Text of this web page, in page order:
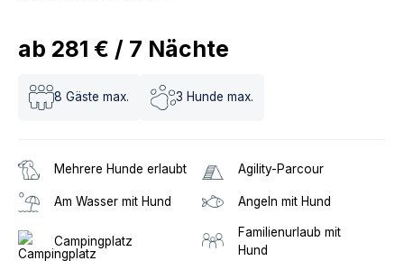
ab 281 € / 7 Nächte
8 Gäste max. 3 Hunde max.
Mehrere Hunde erlaubt Agility-Parcour
Am Wasser mit Hund Angeln mit Hund
Campingplatz
Familienurlaub mit
Hund